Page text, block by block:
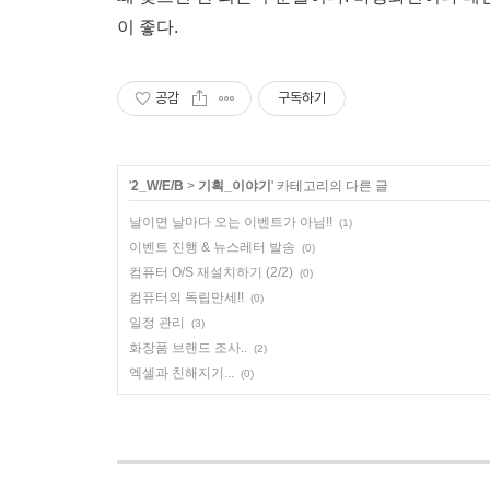
이 좋다.
공감 구독하기
'2_W/E/B > 기획_이야기 ' 카테고리의 다른 글
날이면 날마다 오는 이벤트가 아님!! (1)
이벤트 진행 & 뉴스레터 발송 (0)
컴퓨터 O/S 재설치하기 (2/2) (0)
컴퓨터의 독립만세!! (0)
일정 관리 (3)
화장품 브랜드 조사.. (2)
엑셀과 친해지기... (0)